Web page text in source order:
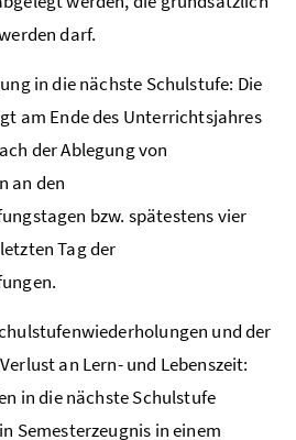
darf.
in die nächste Schulstufe: Die
am Ende des Unterrichtsjahres
der Ablegung von
an den
bzw. spätestens vier
Tag der
und der
an Lern- und Lebenszeit:
in die nächste Schulstufe
Semesterzeugnis in einem